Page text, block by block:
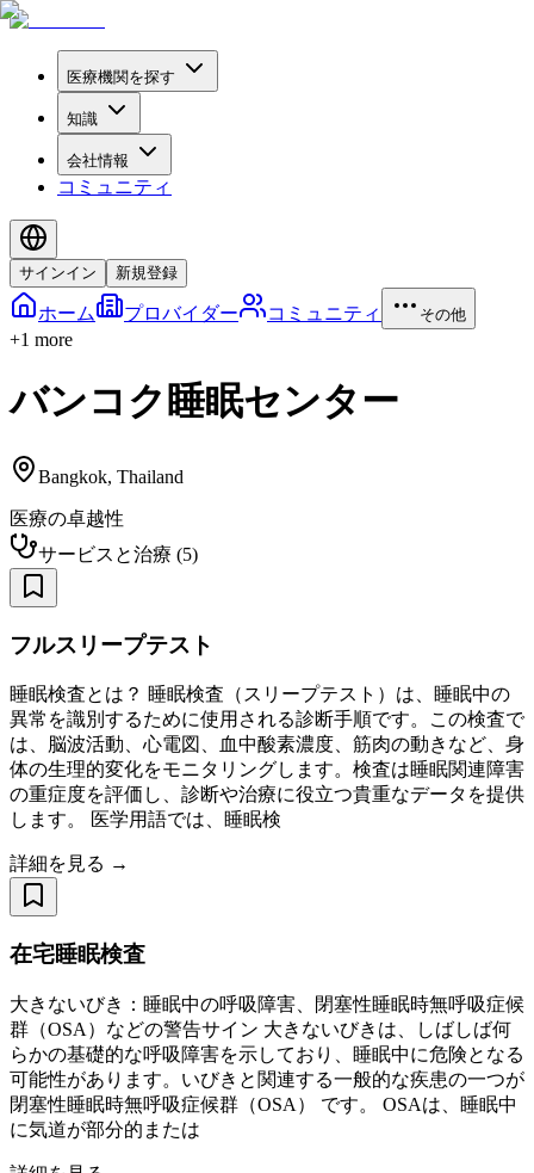
医療機関を探す
知識
会社情報
コミュニティ
サインイン 新規登録
ホーム プロバイダー コミュニティ その他
+1 more
バンコク睡眠センター
Bangkok, Thailand
医療の卓越性
サービスと治療 (5)
フルスリープテスト
睡眠検査とは？ 睡眠検査（スリープテスト）は、睡眠中の
異常を識別するために使用される診断手順です。この検査で
は、脳波活動、心電図、血中酸素濃度、筋肉の動きなど、身
体の生理的変化をモニタリングします。検査は睡眠関連障害
の重症度を評価し、診断や治療に役立つ貴重なデータを提供
します。 医学用語では、睡眠検
詳細を見る →
在宅睡眠検査
大きないびき：睡眠中の呼吸障害、閉塞性睡眠時無呼吸症候
群（OSA）などの警告サイン 大きないびきは、しばしば何
らかの基礎的な呼吸障害を示しており、睡眠中に危険となる
可能性があります。いびきと関連する一般的な疾患の一つが
閉塞性睡眠時無呼吸症候群（OSA） です。 OSAは、睡眠中
に気道が部分的または